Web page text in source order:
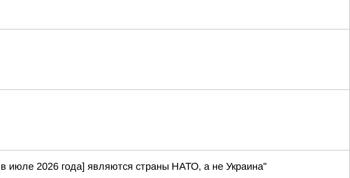
июле 2026 года] являются страны НАТО, а не Украина"